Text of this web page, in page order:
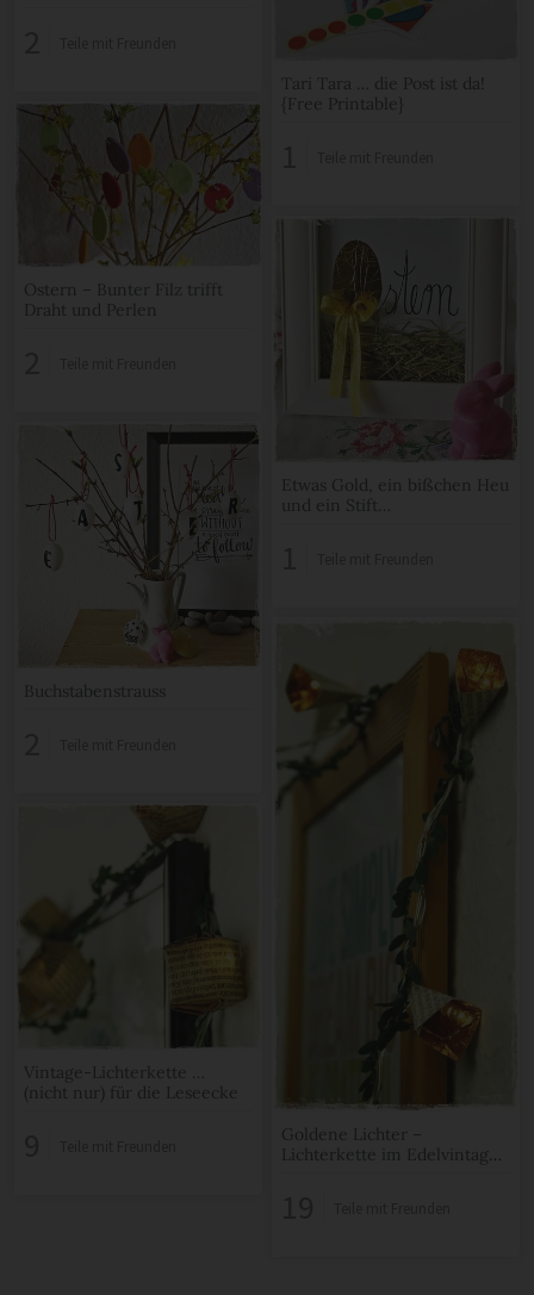
Tari Tara … die Post ist da!
{Free Printable}
Ostern – Bunter Filz trifft
Draht und Perlen
Etwas Gold, ein bißchen Heu
und ein Stift…
Buchstabenstrauss
Goldene Lichter –
Lichterkette im Edelvintage-
Vintage-Lichterkette …
(nicht nur) für die Leseecke